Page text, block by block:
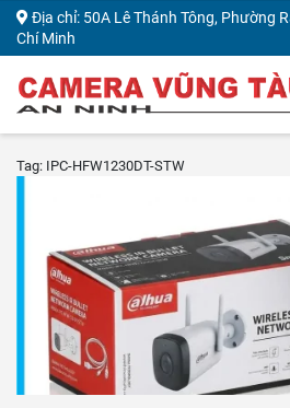
Địa chỉ: 50A Lê Thánh Tông, Phường
Chí Minh
Tag: IPC-HFW1230DT-STW